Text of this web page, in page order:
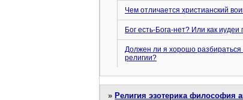
Чем отличается христианский
Бог есть-Бога-нет? Или как
Должен ли я хорошо
религии?
» Религия эзотерика философия